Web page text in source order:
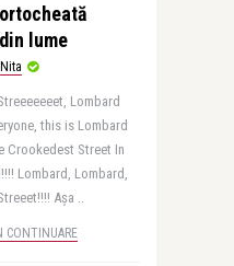
lume
Lombard
this is Lombard
Crookedest Street In
Lombard, Lombard,
Aşa ..
CONTINUARE